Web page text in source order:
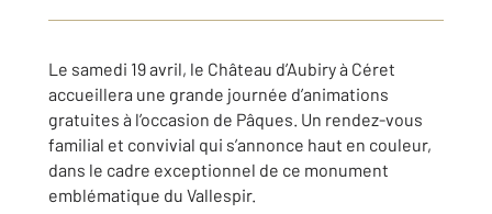
Le samedi 19 avril, le Château d’Aubiry à Céret
accueillera une grande journée d’animations
gratuites à l’occasion de Pâques. Un rendez-vous
familial et convivial qui s’annonce haut en couleur,
dans le cadre exceptionnel de ce monument
emblématique du Vallespir.